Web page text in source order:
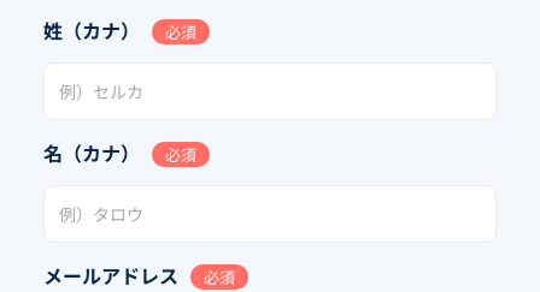
姓（カナ） 必須
名（カナ） 必須
メールアドレス 必須